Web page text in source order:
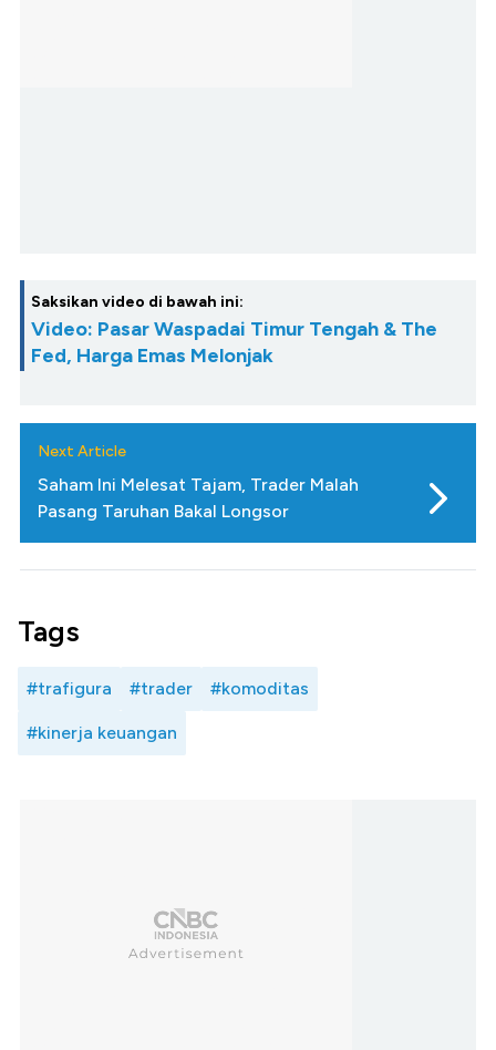
Saksikan video di bawah ini:
Video: Pasar Waspadai Timur Tengah & The
Fed, Harga Emas Melonjak
Next Article
Saham Ini Melesat Tajam, Trader Malah
Pasang Taruhan Bakal Longsor
Tags
#trafigura #trader #komoditas
#kinerja keuangan